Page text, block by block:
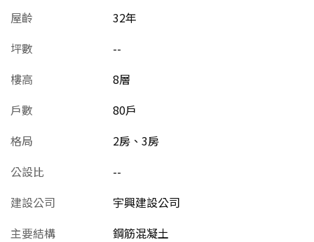
屋齡
32年
坪數
--
樓高
8層
戶數
80戶
格局
2房、3房
公設比
--
建設公司
宇興建設公司
主要結構
鋼筋混凝土